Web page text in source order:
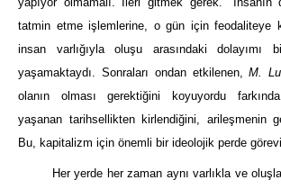
tatmin etme işlemlerine, o gün için feodaliteye
insan varlığıyla oluşu arasındaki dolayımı
yaşamaktaydı. Sonraları ondan etkilenen,M.
olanın olması gerektiğini koyuyordu
yaşanan tarihsellikten kirlendiğini, arileşmenin
Bu, kapitalizm için önemli bir ideolojik perde
Her yerde her zaman aynı varlıkla ve